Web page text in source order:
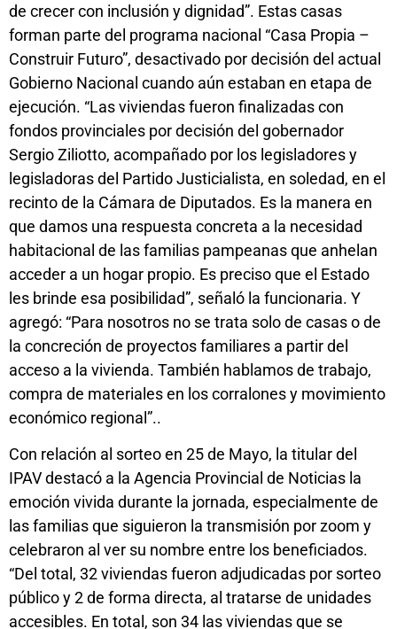
de crecer con inclusión y dignidad”. Estas casas
forman parte del programa nacional “Casa Propia –
Construir Futuro”, desactivado por decisión del actual
Gobierno Nacional cuando aún estaban en etapa de
ejecución. “Las viviendas fueron finalizadas con
fondos provinciales por decisión del gobernador
Sergio Ziliotto, acompañado por los legisladores y
legisladoras del Partido Justicialista, en soledad, en el
recinto de la Cámara de Diputados. Es la manera en
que damos una respuesta concreta a la necesidad
habitacional de las familias pampeanas que anhelan
acceder a un hogar propio. Es preciso que el Estado
les brinde esa posibilidad”, señaló la funcionaria. Y
agregó: “Para nosotros no se trata solo de casas o de
la concreción de proyectos familiares a partir del
acceso a la vivienda. También hablamos de trabajo,
compra de materiales en los corralones y movimiento
económico regional”..
Con relación al sorteo en 25 de Mayo, la titular del
IPAV destacó a la Agencia Provincial de Noticias la
emoción vivida durante la jornada, especialmente de
las familias que siguieron la transmisión por zoom y
celebraron al ver su nombre entre los beneficiados.
“Del total, 32 viviendas fueron adjudicadas por sorteo
público y 2 de forma directa, al tratarse de unidades
accesibles. En total, son 34 las viviendas que se